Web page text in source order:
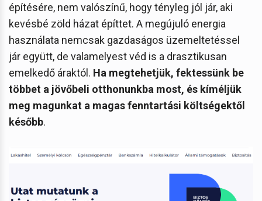
építésére, nem valószínű, hogy tényleg jól jár, aki
kevésbé zöld házat építtet. A megújuló energia
használata nemcsak gazdaságos üzemeltetéssel
jár együtt, de valamelyest véd is a drasztikusan
emelkedő áraktól. Ha megtehetjük, fektessünk be
többet a jövőbeli otthonunkba most, és kíméljük
meg magunkat a magas fenntartási költségektől
később.